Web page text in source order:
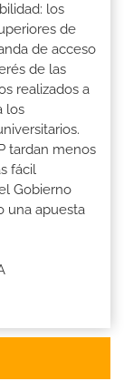
los
de
de acceso
de las
realizados a
los
tardan menos
fácil
Gobierno
una apuesta